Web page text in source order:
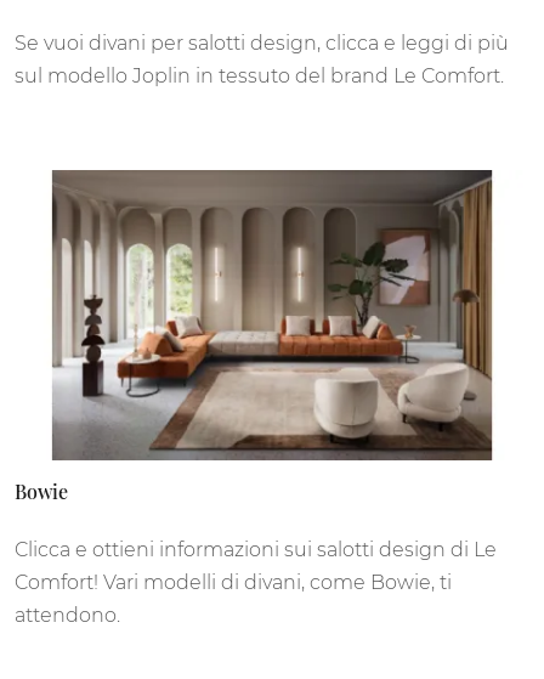
Se vuoi divani per salotti design, clicca e leggi di più
sul modello Joplin in tessuto del brand Le Comfort.
Bowie
Clicca e ottieni informazioni sui salotti design di Le
Comfort! Vari modelli di divani, come Bowie, ti
attendono.